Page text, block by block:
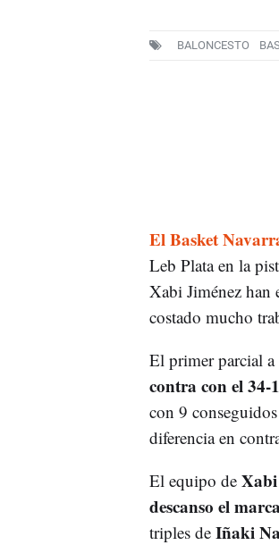
BALONCESTO
El Basket
Leb Plata en la
Xabi Jiménez han
costado mucho
El primer parcial
contra con el 34-
con 9
diferencia en
El equipo deXabi
descanso el
triples deIñaki